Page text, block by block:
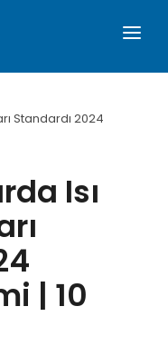
Isı
| 10